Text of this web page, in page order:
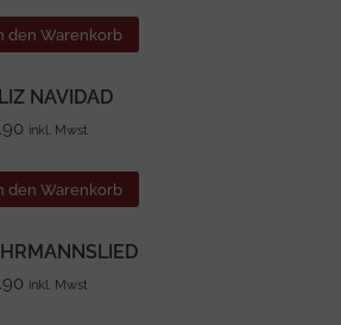
den Warenkorb
NAVIDAD
inkl. Mwst
den Warenkorb
inkl. Mwst